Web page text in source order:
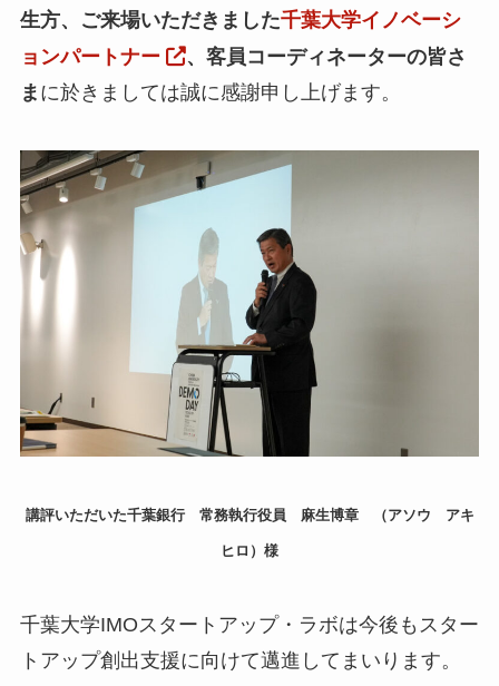
生方、ご来場いただきました千葉大学イノベーシ
ョンパートナー
、客員コーディネーターの皆さ
ま に於きましては誠に感謝申し上げます。
講評いただいた千葉銀行 常務執行役員 麻生博章 （アソウ アキ
ヒロ）様
千葉大学IMOスタートアップ・ラボは今後もスター
トアップ創出支援に向けて邁進してまいります。